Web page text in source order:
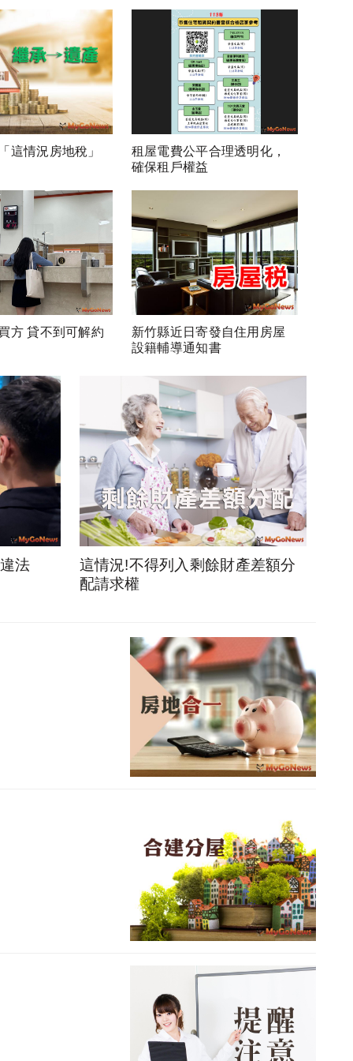
這情況房地稅」
租屋電費公平合理透明化，
確保租戶權益
方 貸不到可解約
新竹縣近日寄發自住用房屋
設籍輔導通知書
法
這情況!不得列入剩餘財產差額分
配請求權